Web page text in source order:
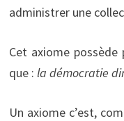
administrer une
Cet axiome
que : la démocratie
Un axiome c’est,